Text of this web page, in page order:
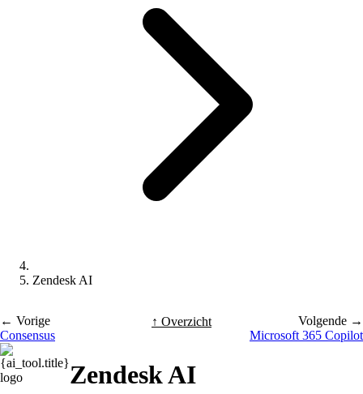
Zendesk AI
← Vorige
Consensus
↑ Overzicht
Volgende →
Microsoft 365 Copilot
Zendesk AI